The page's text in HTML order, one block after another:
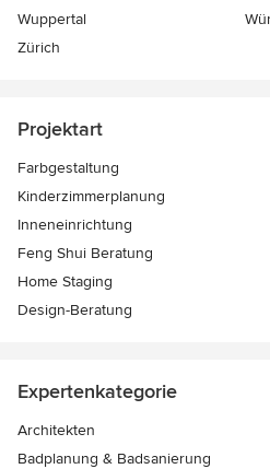
Wuppertal
Zürich
Projektart
Farbgestaltung
Kinderzimmerplanung
Inneneinrichtung
Feng Shui Beratung
Home Staging
Design-Beratung
Expertenkategorie
Architekten
Badplanung & Badsanierung